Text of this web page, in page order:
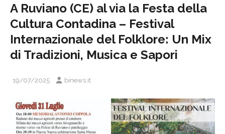
A Ruviano (CE) al via la Festa della
Cultura Contadina – Festival
Internazionale del Folklore: Un Mix
di Tradizioni, Musica e Sapori
19/07/2025 binews.it